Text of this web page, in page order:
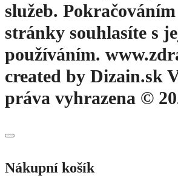
služeb.
stránky souhlasíte s
používáním.
created by Dizain.sk
práva vyhrazena ©
Nákupní košík